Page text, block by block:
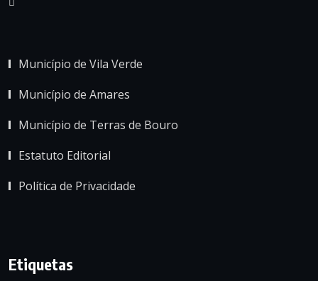
Município de Vila Verde
Município de Amares
Município de Terras de Bouro
Estatuto Editorial
Política de Privacidade
Etiquetas